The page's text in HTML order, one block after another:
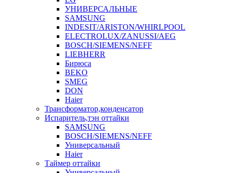
УНИВЕРСАЛЬНЫЕ
SAMSUNG
INDESIT/ARISTON/WHIRLPOOL
ELECTROLUX/ZANUSSI/AEG
BOSCH/SIEMENS/NEFF
LIEBHERR
Бирюса
BEKO
SMEG
DON
Haier
Трансформатор,конденсатор
Испаритель,тэн оттайки
SAMSUNG
BOSCH/SIEMENS/NEFF
Универсальный
Haier
Таймер оттайки